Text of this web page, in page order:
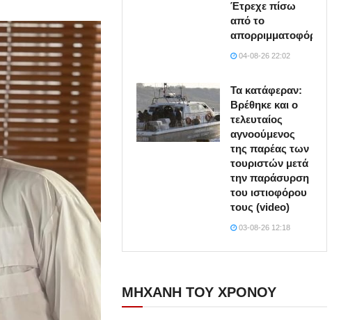
Έτρεχε πίσω
από το
απορριμματοφόρο
04-08-26 22:02
Τα κατάφεραν:
Βρέθηκε και ο
τελευταίος
αγνοούμενος
της παρέας των
τουριστών μετά
την παράσυρση
του ιστιοφόρου
τους (video)
03-08-26 12:18
ΜΗΧΑΝΗ ΤΟΥ ΧΡΟΝΟΥ